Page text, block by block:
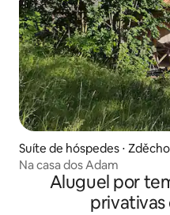
Suíte de hóspedes ⋅
Na casa dos Adam
Aluguel por